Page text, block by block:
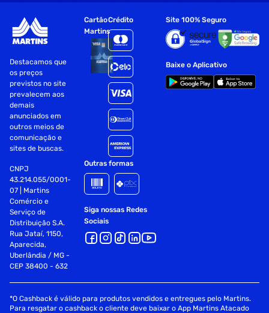
Destacamos que
os preços
previstos no site
prevalecem aos
demais
anunciados em
outros meios de
comunicação e
sites de buscas.
CNPJ
43.214.055/0001-
07 | Martins
Comércio e
Serviço de
Distribuição S.A.
Rua Jataí, 1150,
Aparecida,
Uberlândia / MG -
CEP 38400 - 632
Cartão
Martins
Crédito
Outras formas
Siga nossas Redes
Sociais
Site 100% Seguro
Baixe o Aplicativo
*O Cashback é válido para produtos vendidos e entregues pelo Martins.
Para resgatar o cashback o cliente deve baixar o App Martins Atacado